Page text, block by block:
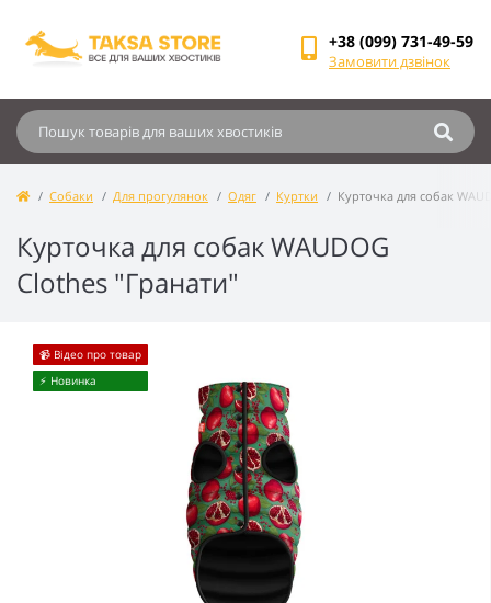
+38 (099) 731-49-59
Замовити дзвінок
Собаки Для прогулянок Одяг Куртки Курточка для собак
Курточка для собак WAUDOG
Clothes "Гранати"
📹 Відео про товар
⚡️ Новинка